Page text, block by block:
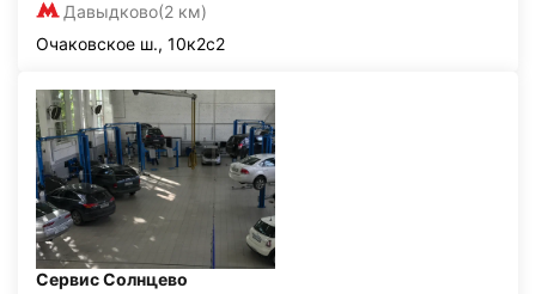
Давыдково(2 км)
Очаковское ш., 10к2с2
Сервис Солнцево